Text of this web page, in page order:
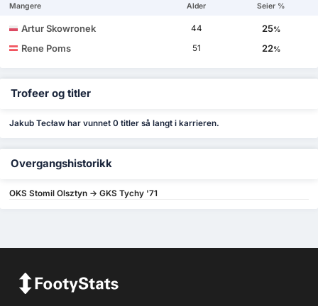
Mangere Alder Seier %
Artur Skowronek 44 25%
Rene Poms 51 22%
Trofeer og titler
Jakub Tecław har vunnet 0 titler så langt i karrieren.
Overgangshistorikk
OKS Stomil Olsztyn -> GKS Tychy '71